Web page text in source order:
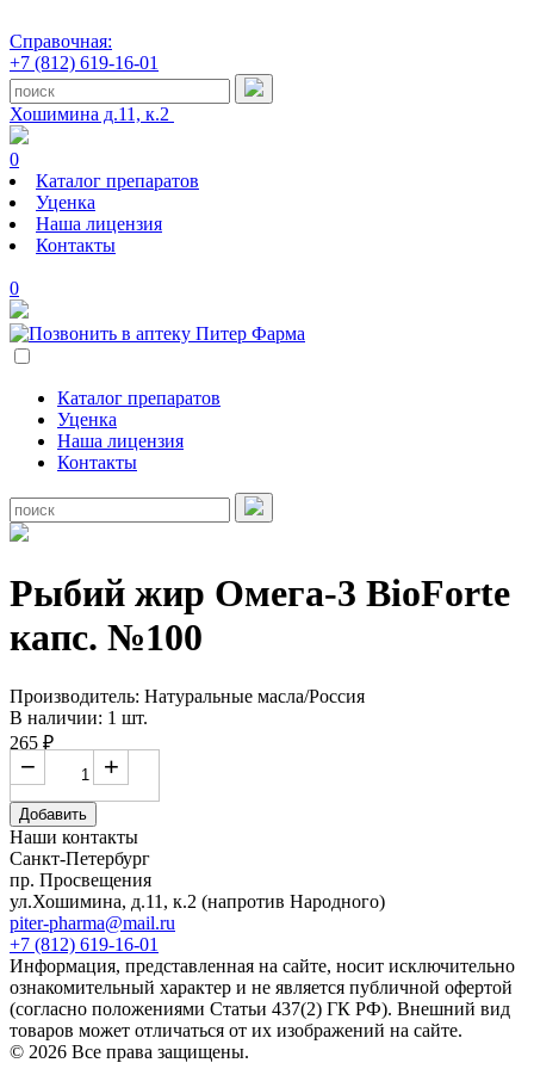
Справочная:
+7 (812) 619-16-01
Хошимина д.11, к.2
0
Каталог препаратов
Уценка
Наша лицензия
Контакты
0
Каталог препаратов
Уценка
Наша лицензия
Контакты
Рыбий жир Омега-3 BioForte
капс. №100
Производитель: Натуральные масла/Россия
В наличии: 1 шт.
265 ₽
+
−
Добавить
Наши контакты
Санкт-Петербург
пр. Просвещения
ул.Хошимина, д.11, к.2 (напротив Народного)
piter-pharma@mail.ru
+7 (812) 619-16-01
Информация, представленная на сайте, носит исключительно
ознакомительный характер и не является публичной офертой
(согласно положениями Статьи 437(2) ГК РФ). Внешний вид
товаров может отличаться от их изображений на сайте.
© 2026 Все права защищены.